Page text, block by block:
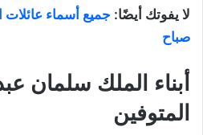
لا يفوتك أيضًا: جميع أسماء عائلات
صباح
أبناء الملك سلمان
المتوفين